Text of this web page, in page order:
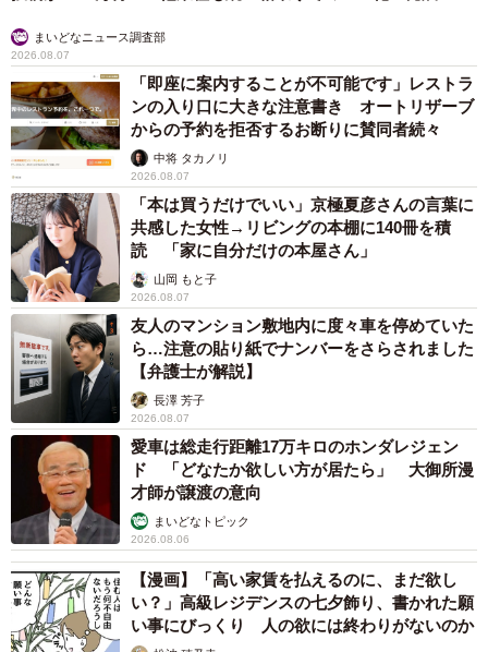
まいどなニュース調査部
2026.08.07
「即座に案内することが不可能です」レストラ
ンの入り口に大きな注意書き オートリザーブ
からの予約を拒否するお断りに賛同者続々
中将 タカノリ
2026.08.07
「本は買うだけでいい」京極夏彦さんの言葉に
共感した女性→リビングの本棚に140冊を積
読 「家に自分だけの本屋さん」
山岡 もと子
2026.08.07
友人のマンション敷地内に度々車を停めていた
ら…注意の貼り紙でナンバーをさらされました
【弁護士が解説】
長澤 芳子
2026.08.07
愛車は総走行距離17万キロのホンダレジェン
ド 「どなたか欲しい方が居たら」 大御所漫
才師が譲渡の意向
まいどなトピック
2026.08.06
【漫画】「高い家賃を払えるのに、まだ欲し
い？」高級レジデンスの七夕飾り、書かれた願
い事にびっくり 人の欲には終わりがないのか